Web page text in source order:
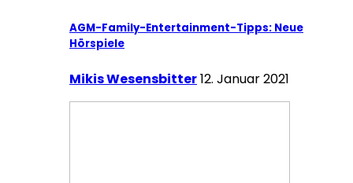
AGM-Family-Entertainment-Tipps: Neue
Hörspiele
Mikis Wesensbitter12. Januar 2021